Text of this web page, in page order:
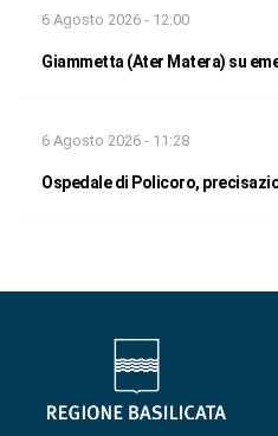
6 Agosto 2026 - 12:00
Giammetta (Ater Matera) su
6 Agosto 2026 - 11:28
Ospedale di Policoro,